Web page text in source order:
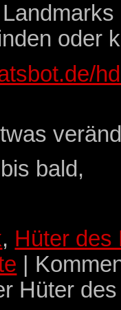
oder
bald,
, Hüter des
Hüter